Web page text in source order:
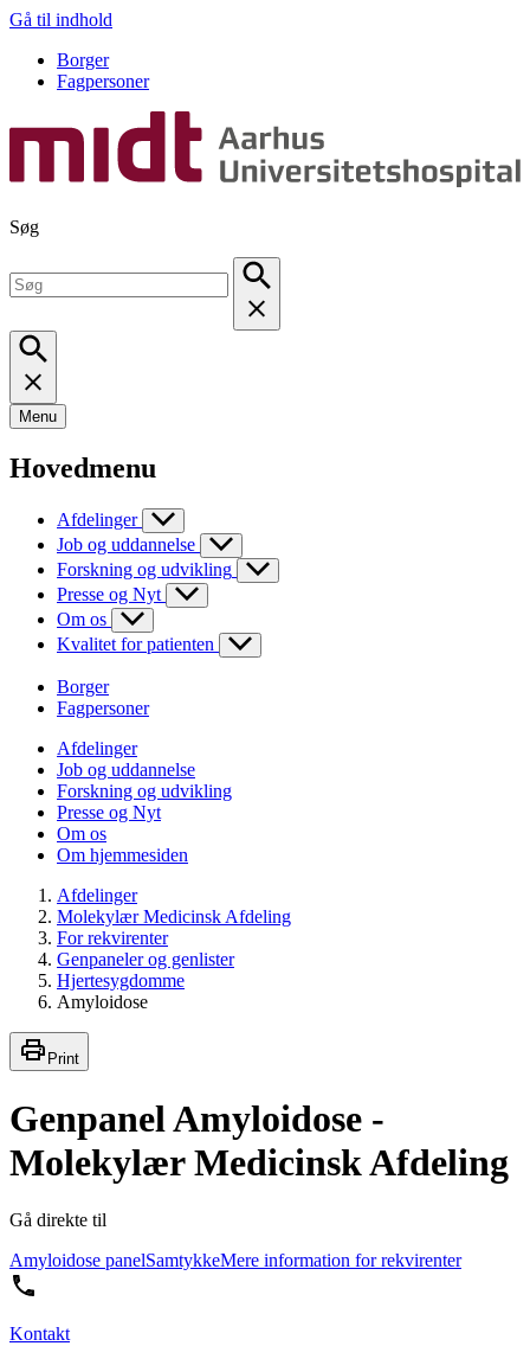
Gå til indhold
Borger
Fagpersoner
Søg
Menu
Hovedmenu
Afdelinger
Job og uddannelse
Forskning og udvikling
Presse og Nyt
Om os
Kvalitet for patienten
Borger
Fagpersoner
Afdelinger
Job og uddannelse
Forskning og udvikling
Presse og Nyt
Om os
Om hjemmesiden
Afdelinger
Molekylær Medicinsk Afdeling
For rekvirenter
Genpaneler og genlister
Hjertesygdomme
Amyloidose
Print
Genpanel Amyloidose -
Molekylær Medicinsk Afdeling
Gå direkte til
Amyloidose panelSamtykkeMere information for rekvirenter
Kontakt